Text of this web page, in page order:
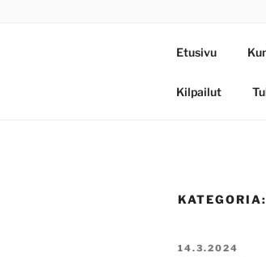
Etusivu
Kilpailut
KATEGORIA:
JULKAISTU
14.3.2024